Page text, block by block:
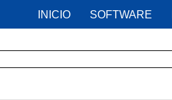
INICIO SOFTWARE